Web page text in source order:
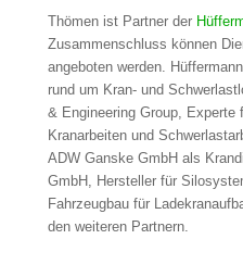
Thömen ist Partner der
Zusammenschluss können
angeboten werden.
rund um Kran- und
& Engineering Group, Experte
Kranarbeiten und
ADW Ganske GmbH als
GmbH, Hersteller für
Fahrzeugbau für
den weiteren Partnern.